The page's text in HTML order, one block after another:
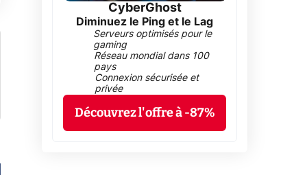
CyberGhost
Diminuez le Ping et le Lag
Serveurs optimisés pour le
gaming
Réseau mondial dans 100
pays
Connexion sécurisée et
privée
Découvrez l'offre à -87%